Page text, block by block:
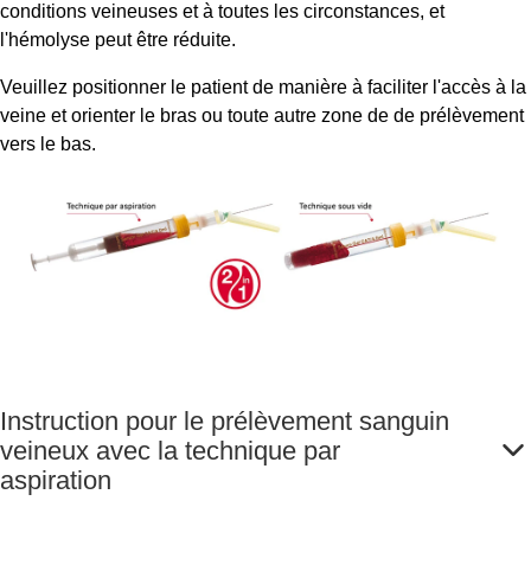
conditions veineuses et à toutes les circonstances, et
l'hémolyse peut être réduite.
Veuillez positionner le patient de manière à faciliter l'accès à la
veine et orienter le bras ou toute autre zone de de prélèvement
vers le bas.
Instruction pour le prélèvement sanguin
veineux avec la technique par
aspiration